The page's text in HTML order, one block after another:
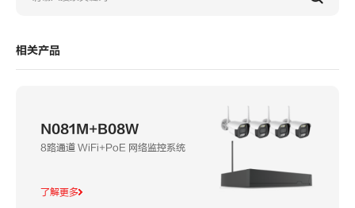
相关产品
N081M+B08W
8路通道 WiFi+PoE 网络监控系统
了解更多